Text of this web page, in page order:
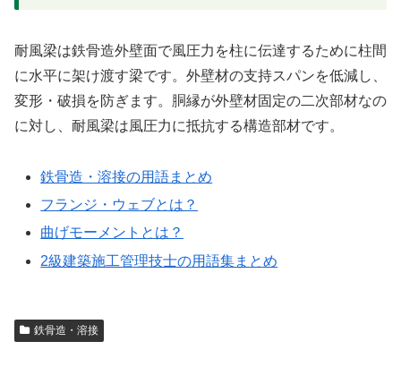
耐風梁は鉄骨造外壁面で風圧力を柱に伝達するために柱間
に水平に架け渡す梁です。外壁材の支持スパンを低減し、
変形・破損を防ぎます。胴縁が外壁材固定の二次部材なの
に対し、耐風梁は風圧力に抵抗する構造部材です。
鉄骨造・溶接の用語まとめ
フランジ・ウェブとは？
曲げモーメントとは？
2級建築施工管理技士の用語集まとめ
鉄骨造・溶接